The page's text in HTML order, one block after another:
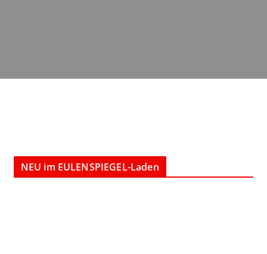
NEU im EULENSPIEGEL-Laden